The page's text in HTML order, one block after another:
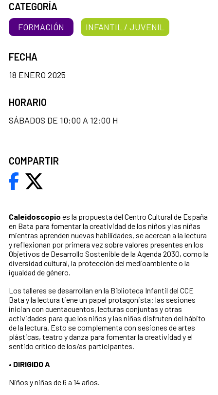
Caleidoscopio es la propuesta del Centro Cultural de España
en Bata para fomentar la creatividad de los niños y las niñas
mientras aprenden nuevas habilidades, se acercan a la lectura
y reflexionan por primera vez sobre valores presentes en los
Objetivos de Desarrollo Sostenible de la Agenda 2030, como la
diversidad cultural, la protección del medioambiente o la
igualdad de género.
Los talleres se desarrollan en la Biblioteca Infantil del CCE
Bata y la lectura tiene un papel protagonista: las sesiones
inician con cuentacuentos, lecturas conjuntas y otras
actividades para que los niños y las niñas disfruten del hábito
de la lectura. Esto se complementa con sesiones de artes
plásticas, teatro y danza para fomentar la creatividad y el
sentido crítico de los/as participantes.
• DIRIGIDO A
Niños y niñas de 6 a 14 años.
CATEGORÍA
FORMACIÓN INFANTIL / JUVENIL
FECHA
18 ENERO 2025
HORARIO
SÁBADOS DE 10:00 A 12:00 H
COMPARTIR